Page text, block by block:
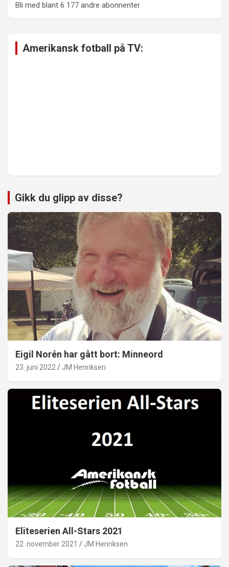
Bli med blant 6 177 andre abonnenter
Amerikansk fotball på TV:
Gikk du glipp av disse?
Eigil Norén har gått bort: Minneord
23. juni 2022 JM Henriksen
Eliteserien All-Stars 2021
22. november 2021 JM Henriksen